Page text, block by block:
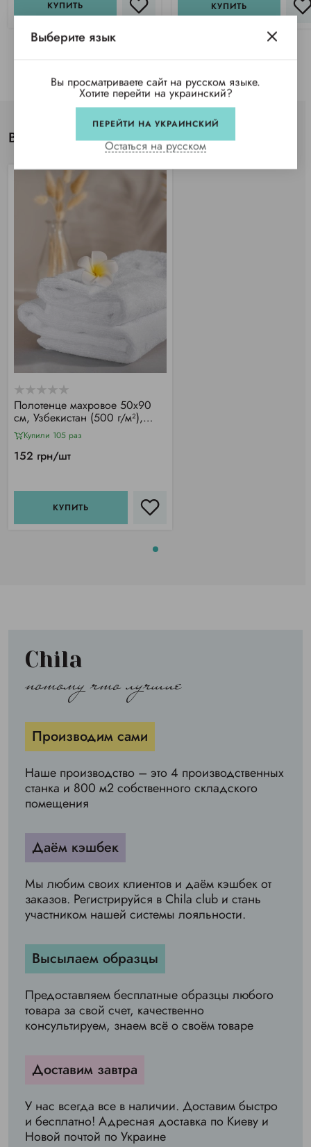
КУПИТЬ КУПИТЬ
Вы просматривали
Полотенце махровое 50х90
см, Узбекистан (500 г/м²),
белое
Купили 105 раз
152 грн/шт
КУПИТЬ
Chila
потому что лучшие
Производим сами
Наше производство – это 4 производственных
станка и 800 м2 собственного складского
помещения
Даём кэшбек
Мы любим своих клиентов и даём кэшбек от
заказов. Регистрируйся в Chila club и стань
участником нашей системы лояльности.
Высылаем образцы
Предоставляем бесплатные образцы любого
товара за свой счет, качественно
консультируем, знаем всё о своём товаре
Доставим завтра
У нас всегда все в наличии. Доставим быстро
и бесплатно! Адресная доставка по Киеву и
Новой почтой по Украине
Выберите язык
Вы просматриваете сайт на русском языке.
Хотите перейти на украинский?
ПЕРЕЙТИ НА УКРАИНСКИЙ
Остаться на русском